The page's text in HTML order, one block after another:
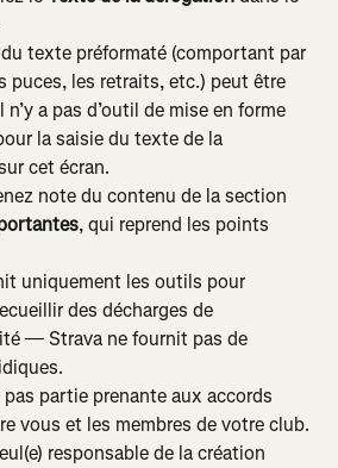
du texte préformaté (comportant par
puces, les retraits, etc.) peut être
a pas d’outil de mise en forme
la saisie du texte de la
cet écran.
note du contenu de la section
, qui reprend les points
uniquement les outils pour
des décharges de
— Strava ne fournit pas de
pas partie prenante aux accords
vous et les membres de votre club.
responsable de la création